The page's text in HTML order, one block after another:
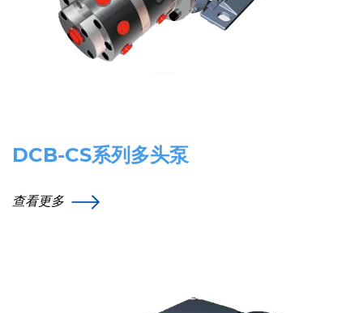
DCB-CS系列多头泵
查看更多